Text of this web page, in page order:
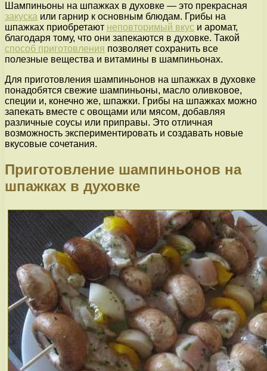
Шампиньоны на шпажках в духовке — это прекрасная
закуска или гарнир к основным блюдам. Грибы на
шпажках приобретают неповторимый вкус и аромат,
благодаря тому, что они запекаются в духовке. Такой
способ приготовления позволяет сохранить все
полезные вещества и витамины в шампиньонах.
Для приготовления шампиньонов на шпажках в духовке
понадобятся свежие шампиньоны, масло оливковое,
специи и, конечно же, шпажки. Грибы на шпажках можно
запекать вместе с овощами или мясом, добавляя
различные соусы или приправы. Это отличная
возможность экспериментировать и создавать новые
вкусовые сочетания.
Приготовление шампиньонов на
шпажках в духовке